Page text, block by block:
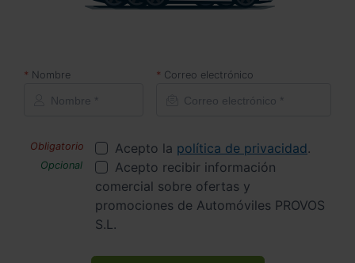
Nombre Correo electrónico
Acepto la política de privacidad.
Acepto recibir información
comercial sobre ofertas y
promociones de Automóviles PROVOS
S.L.